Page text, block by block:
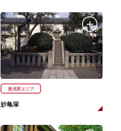
奥浅草エリア
妙亀塚